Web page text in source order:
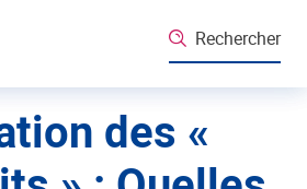
Rechercher
des «